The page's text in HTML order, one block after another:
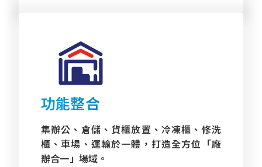
功能整合
集辦公、倉儲、貨櫃放置、冷凍櫃、修洗
櫃、車場、運輸於一體，打造全方位「廠
辦合一」場域。